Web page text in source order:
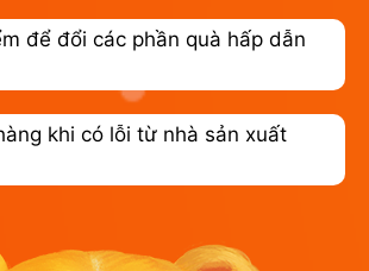
để đổi các phần quà hấp dẫn
khi có lỗi từ nhà sản xuất